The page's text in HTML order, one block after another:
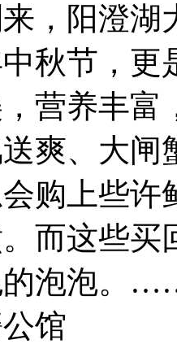
，阳澄
秋节，更
营养丰
爽、大闸
购上些许
而这些买
的泡泡。
馆